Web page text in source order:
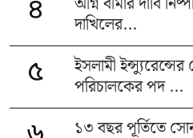
৪
দাখিলের...
৫
ইসলামী
পরিচালকের পদ ...
১৩ বছর পূর্তিতে